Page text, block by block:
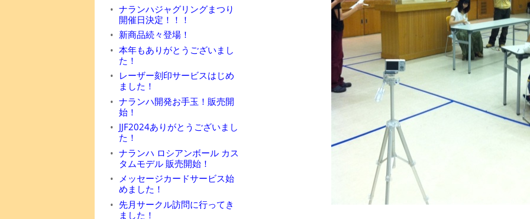
ナランハジャグリングまつり
開催日決定！！！
新商品続々登場！
本年もありがとうございまし
た！
レーザー刻印サービスはじめ
ました！
ナランハ開発お手玉！販売開
始！
JJF2024ありがとうございまし
た！
ナランハ ロシアンボール カス
タムモデル 販売開始！
メッセージカードサービス始
めました！
先月サークル訪問に行ってき
ました！